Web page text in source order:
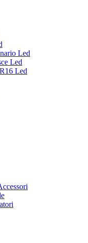
Led
Led
Led